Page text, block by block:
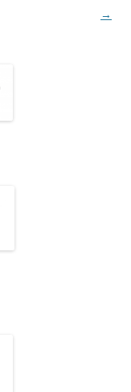
→